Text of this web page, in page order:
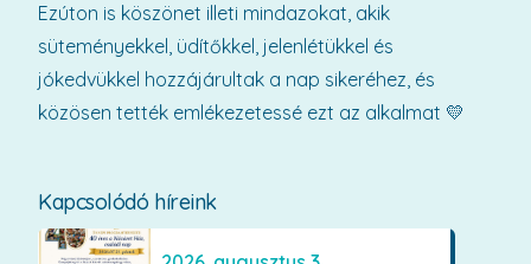
Kapcsolódó híreink
Ezúton is köszönet illeti mindazokat, akik
süteményekkel, üdítőkkel, jelenlétükkel és
jókedvükkel hozzájárultak a nap sikeréhez, és
közösen tették emlékezetessé ezt az alkalmat 💛